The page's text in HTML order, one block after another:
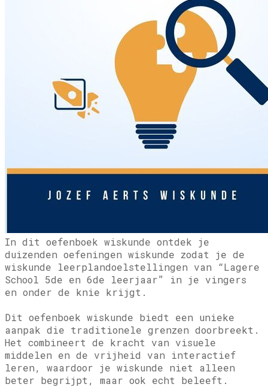
​In dit oefenboek wiskunde ontdek je
duizenden oefeningen wiskunde zodat je de
wiskunde leerplandoelstellingen van “Lagere
School 5de en 6de leerjaar” in je vingers
en onder de knie krijgt.
Dit oefenboek wiskunde biedt een unieke
aanpak die traditionele grenzen doorbreekt.
Het combineert de kracht van visuele
middelen en de vrijheid van interactief
leren, waardoor je wiskunde niet alleen
beter begrijpt, maar ook echt beleeft.